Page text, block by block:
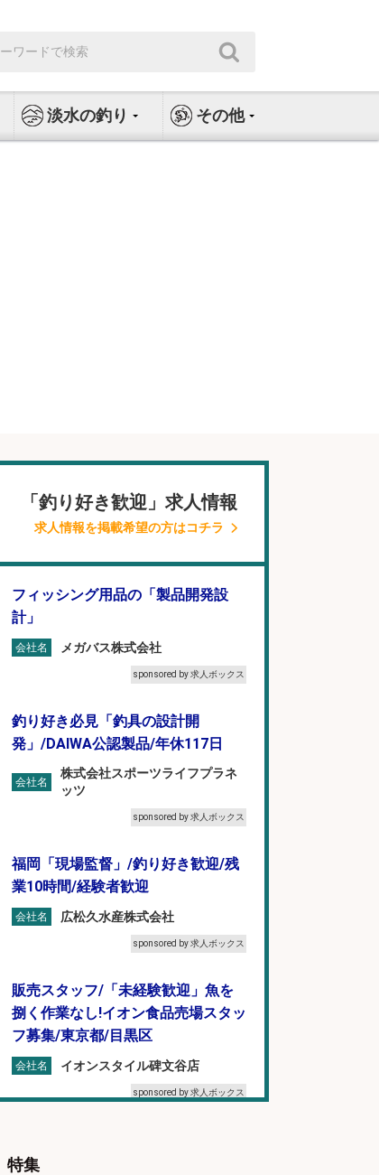
淡水の釣り その他
「釣り好き歓迎」求人情報
求人情報を掲載希望の方はコチラ
フィッシング用品の「製品開発設
計」
会社名 メガバス株式会社
sponsored by 求人ボックス
釣り好き必見「釣具の設計開
発」/DAIWA公認製品/年休117日
会社名
株式会社スポーツライフプラネ
ッツ
sponsored by 求人ボックス
福岡「現場監督」/釣り好き歓迎/残
業10時間/経験者歓迎
会社名 広松久水産株式会社
sponsored by 求人ボックス
販売スタッフ/「未経験歓迎」魚を
捌く作業なし!イオン食品売場スタッ
フ募集/東京都/目黒区
会社名 イオンスタイル碑文谷店
sponsored by 求人ボックス
アシスタントのお仕事/残業なし/即
特集